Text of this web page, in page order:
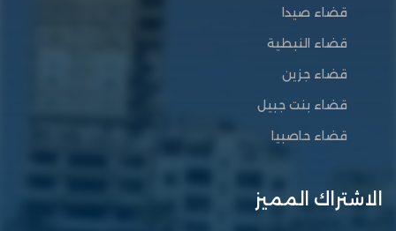
قضاء صيدا
قضاء النبطية
قضاء جزين
قضاء بنت جبيل
قضاء حاصبيا
الاشتراك المميز